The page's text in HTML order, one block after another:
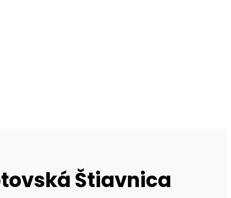
Štiavnica